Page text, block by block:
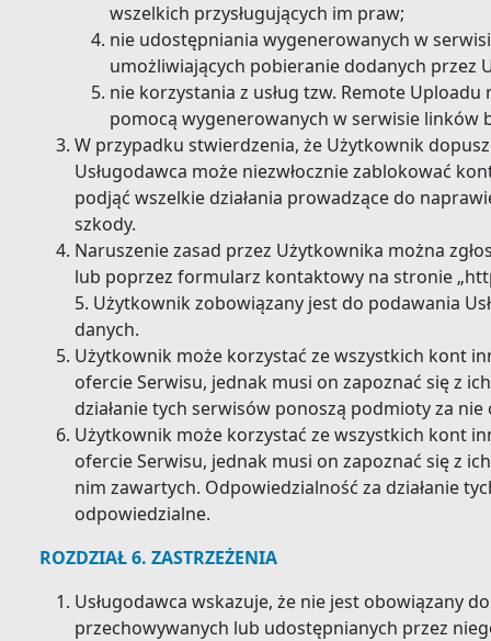
wszelkich przysługujących im praw;
nie udostępniania wygenerowanych w
umożliwiających pobieranie dodanych przez
nie korzystania z usług tzw. Remote
pomocą wygenerowanych w serwisie linków
W przypadku stwierdzenia, że Użytkownik
Usługodawca może niezwłocznie zablokować
podjąć wszelkie działania prowadzące do
szkody.
Naruszenie zasad przez Użytkownika można
lub poprzez formularz kontaktowy na stronie
5. Użytkownik zobowiązany jest do podawania
danych.
Użytkownik może korzystać ze wszystkich kont
ofercie Serwisu, jednak musi on zapoznać się z
działanie tych serwisów ponoszą podmioty za
Użytkownik może korzystać ze wszystkich kont
ofercie Serwisu, jednak musi on zapoznać się z
nim zawartych. Odpowiedzialność za działanie
odpowiedzialne.
ROZDZIAŁ 6. ZASTRZEŻENIA
Usługodawca wskazuje, że nie jest obowiązany
przechowywanych lub udostępnianych przez